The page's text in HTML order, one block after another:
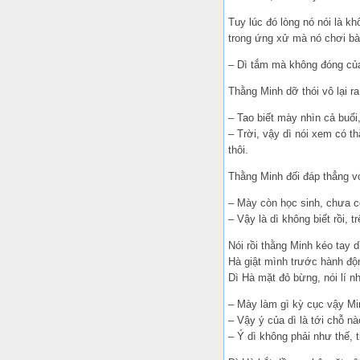
Tuy lúc đó lòng nó nói là
trong ứng xử mà nó chơi
– Dì tắm mà không đóng
Thằng Minh dỡ thói vô lại
– Tao biết mày nhìn cả
– Trời, vậy dì nói xem có
thôi.
Thằng Minh đối đáp thẳng
– Mày còn học sinh, chưa
– Vậy là dì không biết rồi,
Nói rồi thằng Minh kéo tay
Hà giật mình trước hành
Dì Hà mặt đỏ bừng, nói lí
– Mày làm gì kỳ cục vậy
– Vậy ý của dì là tới chỗ
– Ý dì không phải như thế,